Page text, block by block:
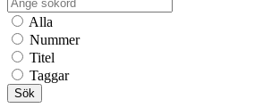
Alla
Nummer
Titel
Taggar
Sök